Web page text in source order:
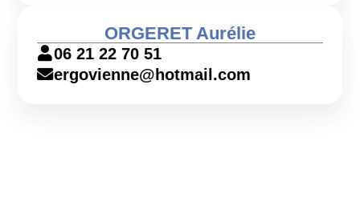
ORGERET Aurélie
06 21 22 70 51
ergovienne@hotmail.com